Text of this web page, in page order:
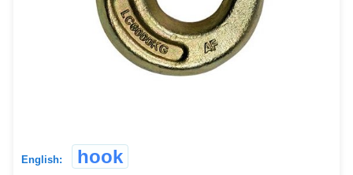
English: hook